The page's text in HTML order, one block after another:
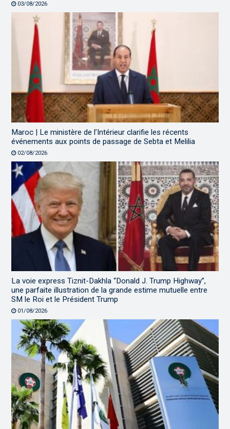
03/08/2026
Maroc | Le ministère de l’Intérieur clarifie les récents
événements aux points de passage de Sebta et Melilia
02/08/2026
La voie express Tiznit-Dakhla “Donald J. Trump Highway”,
une parfaite illustration de la grande estime mutuelle entre
SM le Roi et le Président Trump
01/08/2026